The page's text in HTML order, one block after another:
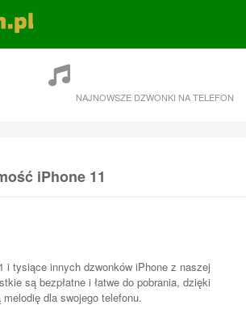
NAJNOWSZE DZWONKI NA TELEFON
iPhone 11
i tysiące innych dzwonków iPhone z naszej
są bezpłatne i łatwe do pobrania, dzięki
dla swojego telefonu.